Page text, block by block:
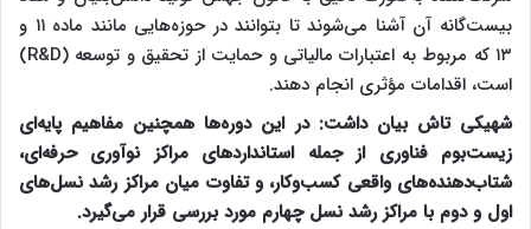
بیست‌گانه آن آشنا می‌شوند تا بتوانند در حوزه‌هایی مانند ماده ۱۱ و
۱۳ که مربوط به اعتبارات مالیاتی و حمایت از تحقیق و توسعه (R&D)
است، اقدامات مؤثری انجام دهند.
شهیکی تاش بیان داشت: در این دوره‌ها همچنین مفاهیم پایه‌ای
زیست‌بوم فناوری از جمله استانداردهای مراکز نوآوری حرفه‌ای،
شتاب‌دهنده‌های واقعی کسب‌وکار، و تفاوت میان مراکز رشد نسل‌های
اول و دوم با مراکز رشد نسل چهارم مورد بررسی قرار می‌گیرد.